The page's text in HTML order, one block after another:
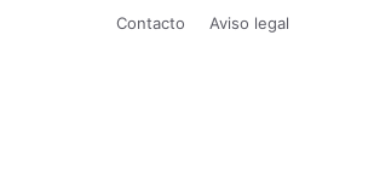
Contacto Aviso legal